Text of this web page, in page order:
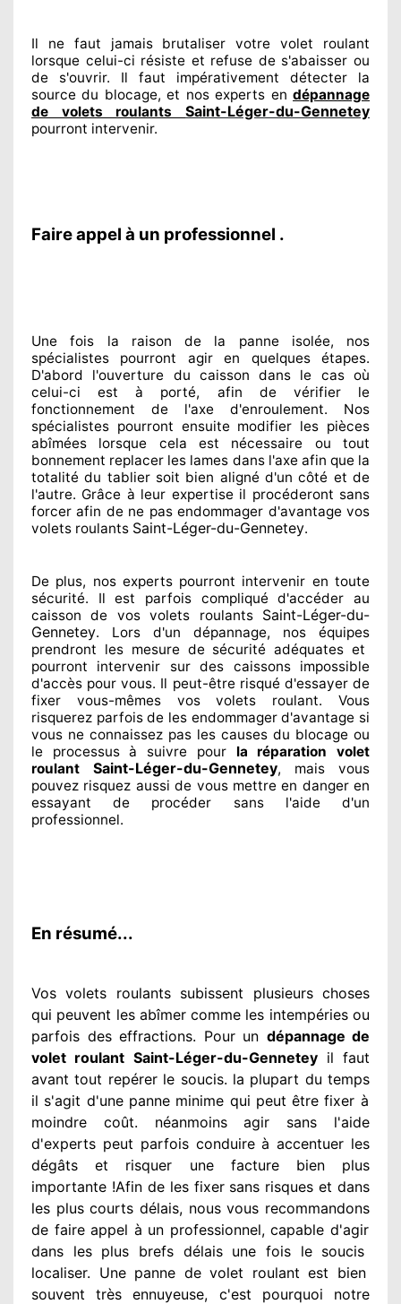
Il ne faut jamais brutaliser votre volet roulant
lorsque celui-ci résiste et refuse de s'abaisser ou
de s'ouvrir. Il faut impérativement détecter la
source du blocage, et nos experts endépannage
de volets roulants Saint-Léger-du-Gennetey
pourront intervenir.
Faire appel à un professionnel .
Une fois la raison de la panne isolée, nos
spécialistes pourront agiren quelques étapes.
D'abord l'ouverture du caisson dans le cas où
celui-ci est à porté, afin de vérifier le
fonctionnement de l'axe d'enroulement. Nos
spécialistes pourront ensuite modifier les pièces
abîmées lorsque cela est nécessaire ou tout
bonnement replacer les lames dans l'axe afin que la
totalité du tablier soit bien aligné d'un côté et de
l'autre. Grâce à leur expertiseil procéderont sans
forcer afin dene pas endommager d'avantage vos
volets roulants Saint-Léger-du-Gennetey.
De plus, nos expertspourront intervenir en toute
sécurité. Il est parfois compliquéd'accéder au
caisson de vos volets roulants Saint-Léger-du-
Gennetey. Lors d'un dépannage, nos équipes
prendront les mesure de sécurité adéquates et
pourront intervenir sur des caissons impossible
d'accès pour vous. Il peut-être risquéd'essayer de
fixer vous-mêmes vos volets roulant. Vous
risquerez parfois de les endommagerd'avantage si
vous ne connaissez pas les causes du blocage ou
le processus à suivre pour la réparation volet
roulant Saint-Léger-du-Gennetey, mais vous
pouvez risquez aussi de vous mettre en danger en
essayant de procéder sans l'aide d'un
professionnel.
En résumé...
Vos volets roulants subissent plusieurschoses
qui peuvent les abîmercomme les intempéries ou
parfois des effractions. Pour un dépannage de
volet roulant Saint-Léger-du-Genneteyil faut
avant tout repérerle soucis. la plupart du temps
il s'agit d'une panne minime qui peut être fixer à
moindre coût. néanmoinsagir sans l'aide
d'experts peut parfois conduire à accentuer les
dégâts et risquer une facture bien plus
importante !Afin de les fixersans risques et dans
les plus courts délais, nous vous recommandons
de faire appel à un professionnel, capable d'agir
dans les plus brefs délais une fois le soucis
localiser. Une panne de volet roulant est bien
souvent très ennuyeuse, c'est pourquoi notre